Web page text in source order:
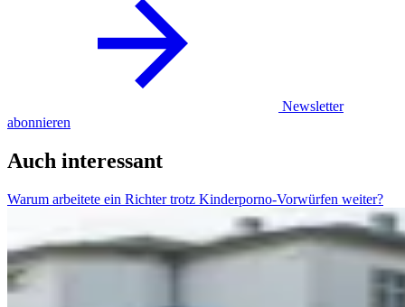
Newsletter
abonnieren
Auch interessant
Warum arbeitete ein Richter trotz Kinderporno-Vorwürfen weiter?